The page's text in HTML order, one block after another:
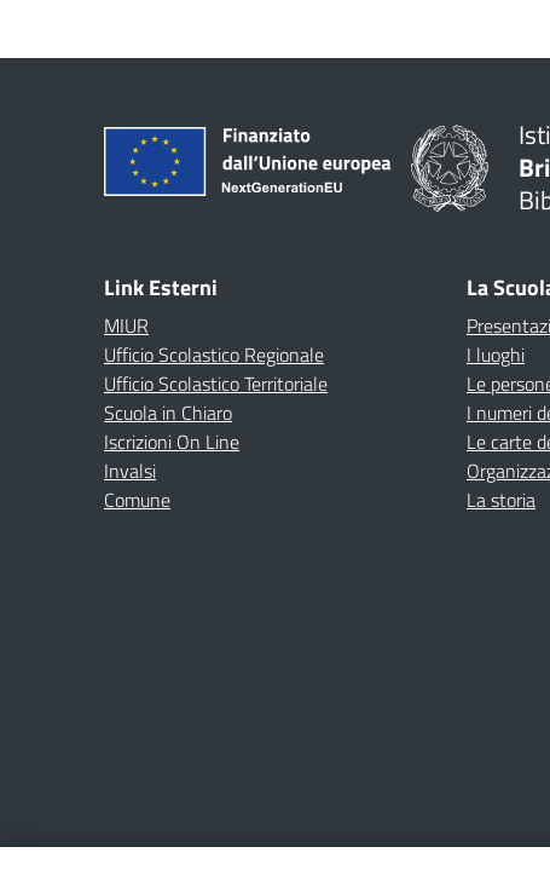
Link Esterni
MIUR
Ufficio Scolastico Regionale
Ufficio Scolastico Territoriale
Scuola in Chiaro
Iscrizioni On Line
Invalsi
Comune
La
I luoghi
Le
I numeri
Le carte
La storia
Amministrazione TrasparenteAlbo onlinePrivacy